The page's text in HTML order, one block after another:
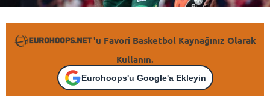
'u Favori Basketbol Kaynağınız Olarak
Kullanın.
Eurohoops'u Google'a Ekleyin